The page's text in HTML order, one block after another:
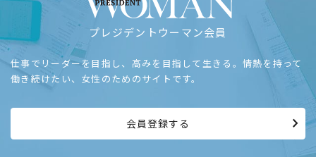
プレジデントウーマン会員
仕事でリーダーを目指し、高みを目指して生きる。情熱を持って
働き続けたい、女性のためのサイトです。
会員登録する